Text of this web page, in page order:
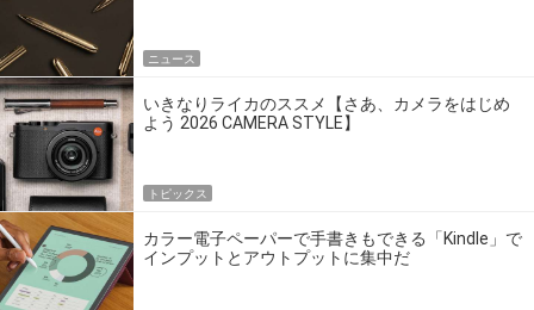
ニュース
いきなりライカのススメ【さあ、カメラをはじめ
よう 2026 CAMERA STYLE】
トピックス
カラー電子ペーパーで手書きもできる「Kindle」で
インプットとアウトプットに集中だ